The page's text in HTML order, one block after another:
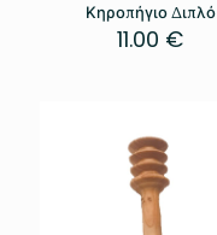
Κηροπήγιο Διπλό
11.00 €